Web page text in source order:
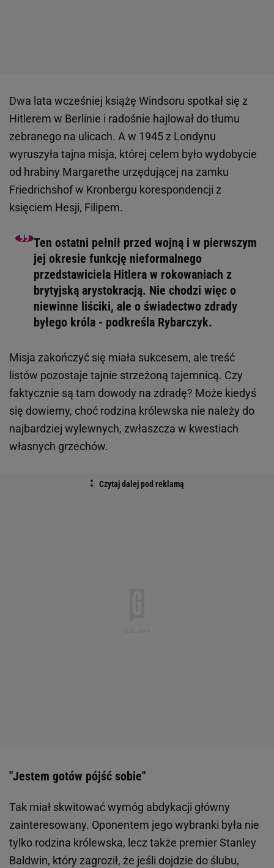
Dwa lata wcześniej książę Windsoru spotkał się z
Hitlerem w Berlinie i radośnie hajlował do tłumu
zebranego na ulicach. A w 1945 z Londynu
wyruszyła tajna misja, której celem było wydobycie
od hrabiny Margarethe urzędującej na zamku
Friedrichshof w Kronbergu korespondencji z
księciem Hesji, Filipem.
Ten ostatni pełnił przed wojną i w pierwszym
jej okresie funkcję nieformalnego
przedstawiciela Hitlera w rokowaniach z
brytyjską arystokracją. Nie chodzi więc o
niewinne liściki, ale o świadectwo zdrady
byłego króla - podkreśla Rybarczyk.
Misja zakończyć się miała sukcesem, ale treść
listów pozostaje tajnie strzeżoną tajemnicą. Czy
faktycznie są tam dowody na zdradę? Może kiedyś
się dowiemy, choć rodzina królewska nie należy do
najbardziej wylewnych, zwłaszcza w kwestiach
własnych grzechów.
"Jestem gotów pójść sobie"
Tak miał skwitować wymóg abdykacji główny
zainteresowany. Oponentem jego wybranki była nie
tylko rodzina królewska, lecz także premier Stanley
Baldwin, który zagroził, że jeśli dojdzie do ślubu,